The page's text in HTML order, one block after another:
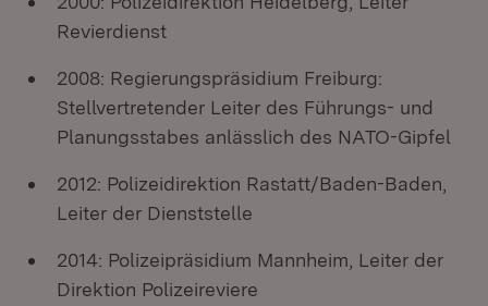
Revierdienst
2008: Regierungspräsidium Freiburg:
Stellvertretender Leiter des Führungs- und
Planungsstabes anlässlich des NATO-Gipfel
2012: Polizeidirektion Rastatt/Baden-Baden,
Leiter der Dienststelle
2014: Polizeipräsidium Mannheim, Leiter der
Direktion Polizeireviere